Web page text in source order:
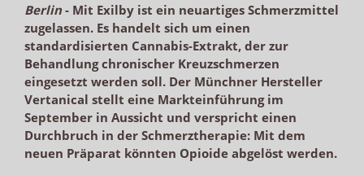
Berlin- Mit Exilby ist ein neuartiges Schmerzmittel
zugelassen. Es handelt sich um einen
standardisierten Cannabis-Extrakt, der zur
Behandlung chronischer Kreuzschmerzen
eingesetzt werden soll. Der Münchner Hersteller
Vertanical stellt eine Markteinführung im
September in Aussicht und verspricht einen
Durchbruch in der Schmerztherapie: Mit dem
neuen Präparat könnten Opioide abgelöst werden.